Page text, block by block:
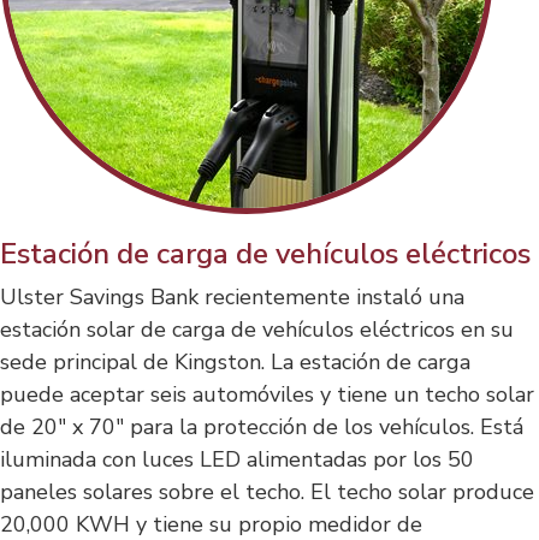
Estación de carga de vehículos eléctricos
Ulster Savings Bank recientemente instaló una
estación solar de carga de vehículos eléctricos en su
sede principal de Kingston. La estación de carga
puede aceptar seis automóviles y tiene un techo solar
de 20" x 70" para la protección de los vehículos. Está
iluminada con luces LED alimentadas por los 50
paneles solares sobre el techo. El techo solar produce
20,000 KWH y tiene su propio medidor de